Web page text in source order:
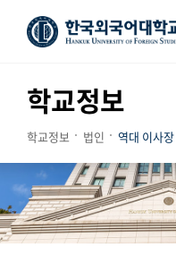
학교정보
학교정보 법인 역대 이사장